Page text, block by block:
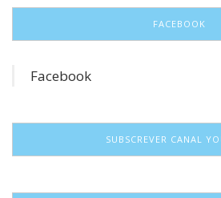
FACEBOOK
Facebook
SUBSCREVER CANAL